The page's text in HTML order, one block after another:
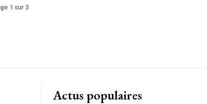
1 sur 3
Actus populaires